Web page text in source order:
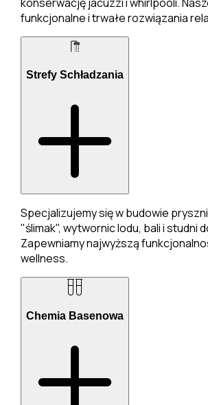
funkcjonalne i trwałe rozwiązania
Strefy Schładzania
Specjalizujemy się w budowie
"ślimak", wytwornic lodu, bali i studni
Zapewniamy najwyższą
wellness.
Chemia Basenowa